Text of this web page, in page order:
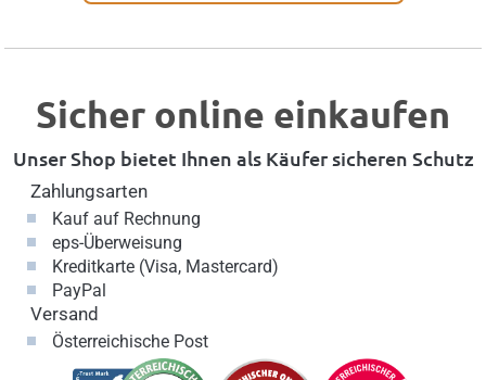
Sicher online einkaufen
Unser Shop bietet Ihnen als Käufer sicheren Schutz
Zahlungsarten
Kauf auf Rechnung
eps-Überweisung
Kreditkarte (Visa, Mastercard)
PayPal
Versand
Österreichische Post